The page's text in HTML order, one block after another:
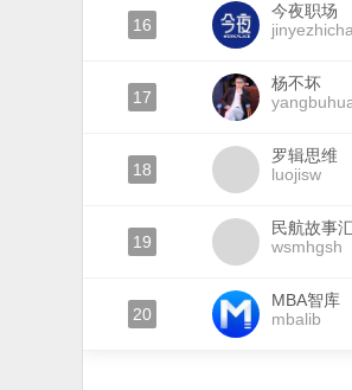
16
今夜职场
17
杨不坏
18
罗辑思维
luojisw
19
民航故事
wsmhgsh
20
MBA智库
mbalib